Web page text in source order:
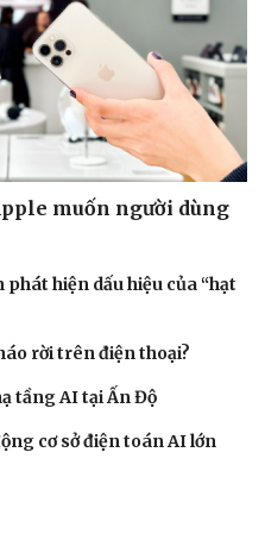
muốn người dùng
phát hiện dấu hiệu của “hạt
rời trên điện thoại?
tầng AI tại Ấn Độ
cơ sở điện toán AI lớn